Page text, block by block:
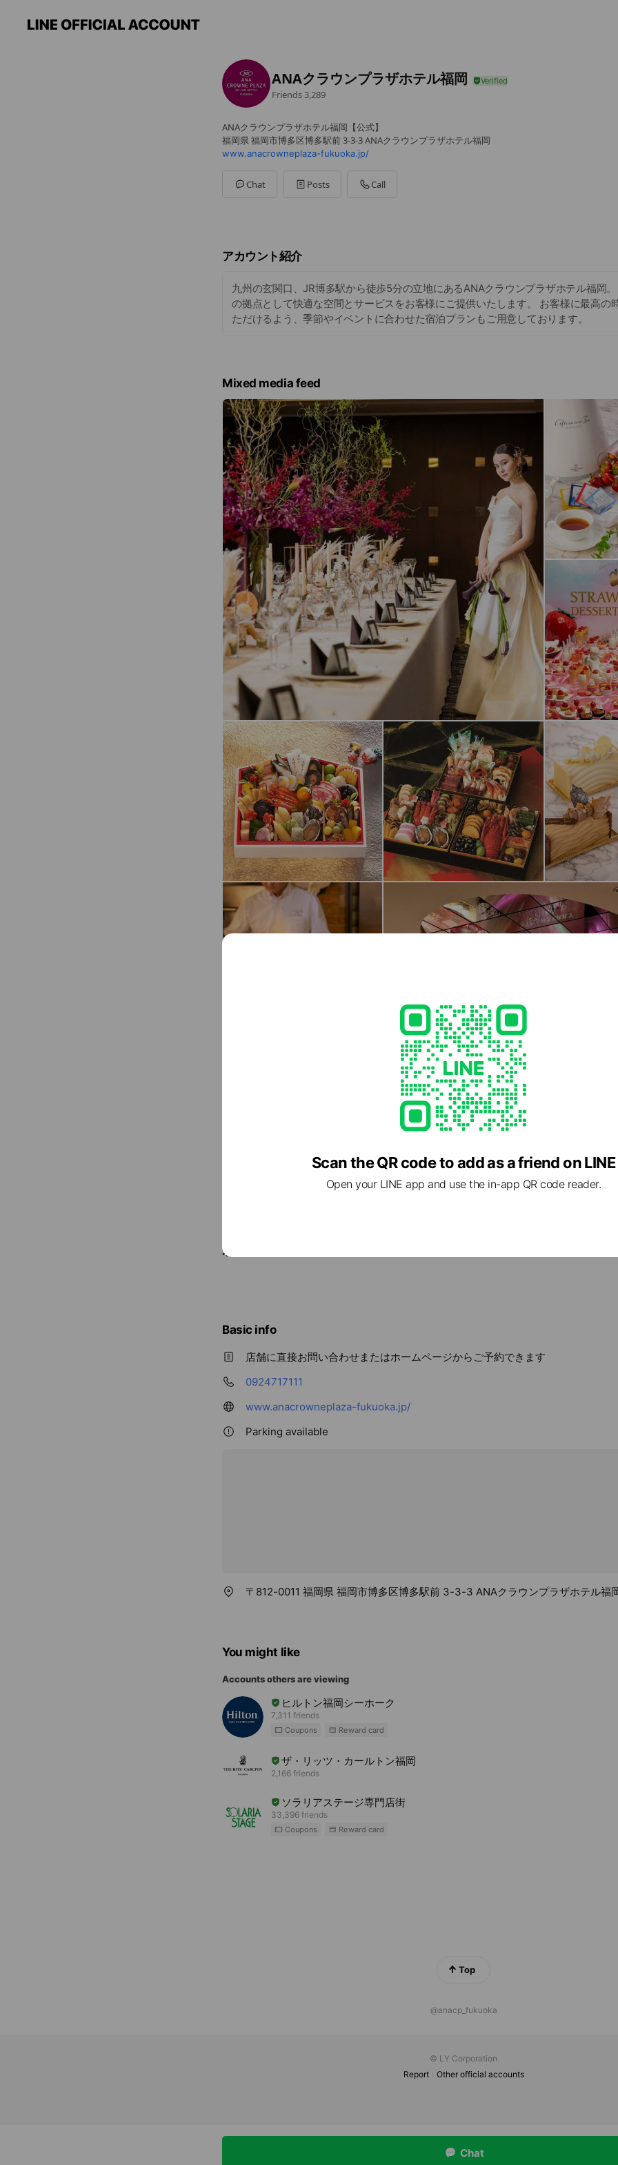
ANAクラウンプラザホテル福岡
Friends 3,289
ANAクラウンプラザホテル福岡【公式】
福岡県 福岡市博多区博多駅前 3-3-3 ANAクラウンプラザホテル福岡
www.anacrowneplaza-fukuoka.jp/
Chat Posts Call
アカウント紹介
九州の玄関口、JR博多駅から徒歩5分の立地にあるANAクラウンプラザホテル福岡
の拠点として快適な空間とサービスをお客様にご提供いたします。 お客様に最高の
ただけるよう、季節やイベントに合わせた宿泊プランもご用意しております。
Mixed media feed
ホテル情報
Basic info
店舗に直接お問い合わせまたはホームページからご予約できます
0924717111
www.anacrowneplaza-fukuoka.jp/
Parking available
〒812-0011 福岡県 福岡市博多区博多駅前 3-3-3 ANAクラウンプラザホテル福
You might like
Accounts others are viewing
ヒルトン福岡シーホーク
7,311 friends
Coupons Reward card
ザ・リッツ・カールトン福岡
2,166 friends
ソラリアステージ専門店街
33,396 friends
Coupons Reward card
Top
@anacp_fukuoka
© LY Corporation
Report
Other official accounts
Chat
Scan the QR code to add as a friend on LINE
Open your LINE app and use the in-app QR code reader.